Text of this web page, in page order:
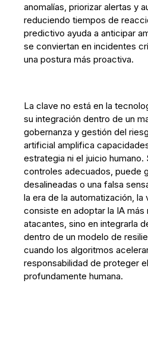
anomalías, priorizar alertas y
reduciendo tiempos de
predictivo ayuda a anticipar
se conviertan en incidentes
una postura más proactiva.
La clave no está en la
su integración dentro de un
gobernanza y gestión del
artificial amplifica
estrategia ni el juicio humano.
controles adecuados, puede
desalineadas o una falsa
la era de la automatización, la
consiste en adoptar la IA más
atacantes, sino en integrarla
dentro de un modelo de
cuando los algoritmos
responsabilidad de proteger
profundamente humana.